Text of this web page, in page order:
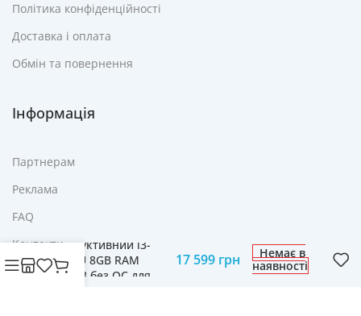
Політика конфіденційності
Доставка і оплата
Обмін та повернення
Інформація
Партнерам
Реклама
FAQ
КонтактиПродуктивний i3-
1215U 8GB RAM
512GB без ОС для
Гнучкого
17 599 грн
Немає в
наявності